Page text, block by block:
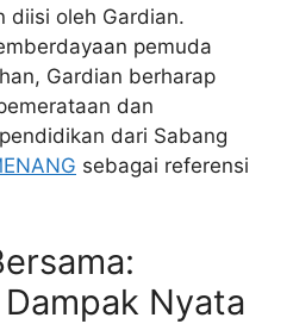
diisi oleh Gardian.
pemuda
Gardian berharap
dan
dari Sabang
sebagai referensi
Nyata